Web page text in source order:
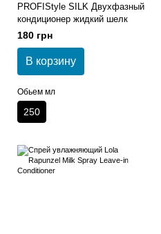
PROFIStyle SILK Двухфазный
кондиционер жидкий шелк
180 грн
В корзину
Обьем мл
250